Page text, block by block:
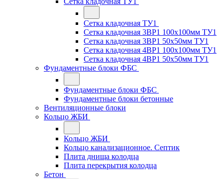
Сетка кладочная ТУ1
Сетка кладочная 3ВР1 100x100мм ТУ1
Сетка кладочная 3ВР1 50x50мм ТУ1
Сетка кладочная 4ВР1 100x100мм ТУ1
Сетка кладочная 4ВР1 50x50мм ТУ1
Фундаментные блоки ФБС
Фундаментные блоки ФБС
Фундаментные блоки бетонные
Вентиляционные блоки
Кольцо ЖБИ
Кольцо ЖБИ
Кольцо канализационное. Септик
Плита днища колодца
Плита перекрытия колодца
Бетон